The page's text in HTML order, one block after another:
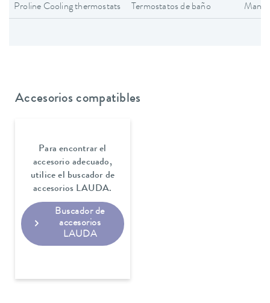
Proline Cooling thermostats Termostatos de baño
Accesorios compatibles
Para encontrar el
accesorio adecuado,
utilice el buscador de
accesorios LAUDA.
Buscador de
accesorios
LAUDA